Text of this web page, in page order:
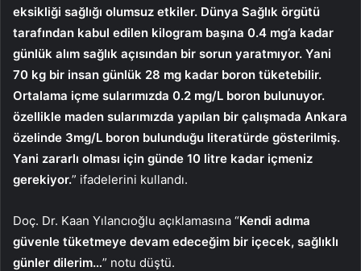
eksikliği sağlığı olumsuz etkiler. Dünya Sağlık örgütü
tarafından kabul edilen kilogram başına 0.4 mg’a kadar
günlük alım sağlık açısından bir sorun yaratmıyor. Yani
70 kg bir insan günlük 28 mg kadar boron tüketebilir.
Ortalama içme sularımızda 0.2 mg/L boron bulunuyor.
özellikle maden sularımızda yapılan bir çalışmada Ankara
özelinde 3mg/L boron bulunduğu literatürde gösterilmiş.
Yani zararlı olması için günde 10 litre kadar içmeniz
gerekiyor.” ifadelerini kullandı.
Doç. Dr. Kaan Yılancıoğlu açıklamasına “Kendi adıma
güvenle tüketmeye devam edeceğim bir içecek, sağlıklı
günler dilerim…” notu düştü.